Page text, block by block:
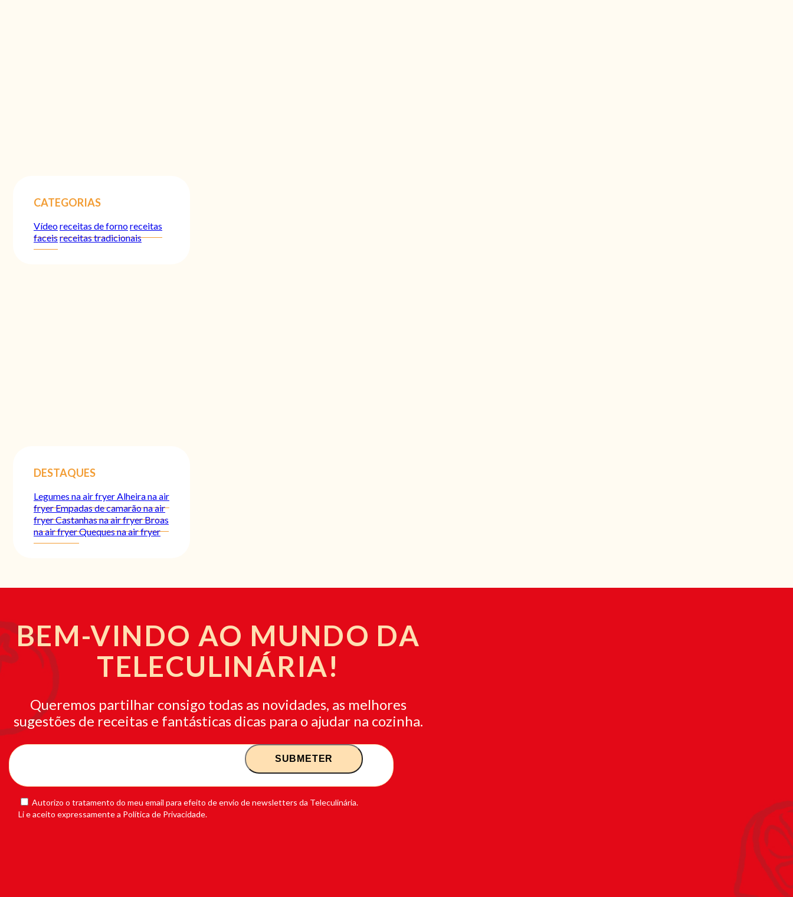
CATEGORIAS
Vídeoreceitas de fornoreceitas
faceisreceitas tradicionais
DESTAQUES
Legumes na air fryerAlheira na air
fryerEmpadas de camarão na air
fryerCastanhas na air fryerBroas
na air fryerQueques na air fryer
BEM-VINDO AO MUNDO DA
TELECULINÁRIA!
Queremos partilhar consigo todas as novidades, as melhores
sugestões de receitas e fantásticas dicas para o ajudar na cozinha.
Autorizo o tratamento do meu email para efeito de envio de newsletters da Teleculinária.
Li e aceito expressamente a Política de Privacidade.